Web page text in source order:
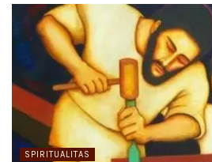
SPIRITUALITAS